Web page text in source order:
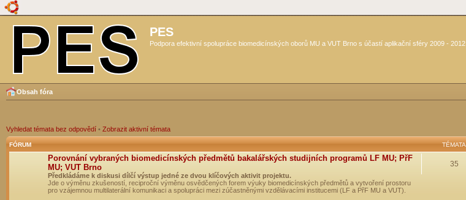
PES
Podpora efektivní spolupráce biomedicínských oborů MU a VUT Brno s účastí aplikační sféry 2009 - 2012
Obsah fóra
Vyhledat témata bez odpovědí • Zobrazit aktivní témata
FÓRUM TÉMATA
Porovnání vybraných biomedicínských předmětů bakalářských studijních programů LF MU; PřF
MU; VUT Brno
Předkládáme k diskusi dílčí výstup jedné ze dvou klíčových aktivit projektu.
Jde o výměnu zkušeností, reciproční výměnu osvědčených forem výuky biomedicínských předmětů a vytvoření prostoru
pro vzájemnou multilaterální komunikaci a spolupráci mezi zúčastněnými vzdělávacími institucemi (LF a PřF MU a VUT).
35